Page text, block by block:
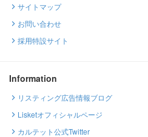
サイトマップ
お問い合わせ
採用特設サイト
Information
リスティング広告情報ブログ
Lisketオフィシャルページ
カルテット公式Twitter